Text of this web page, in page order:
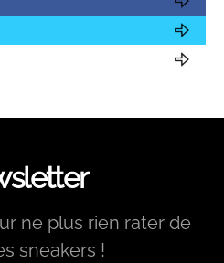
ne plus rien rater de
sneakers !